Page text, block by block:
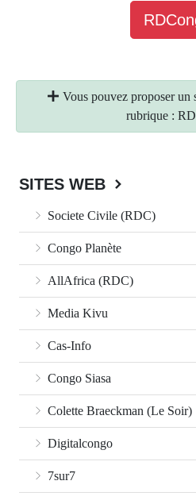
Vous pouvez proposer un
rubrique :
SITES WEB
Societe Civile (RDC)
Congo Planète
AllAfrica (RDC)
Media Kivu
Cas-Info
Congo Siasa
Colette Braeckman (Le Soir)
Digitalcongo
7sur7